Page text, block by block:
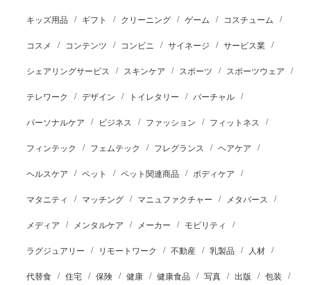
キッズ用品 ギフト クリーニング ゲーム コスチューム
コスメ コンテンツ コンビニ サイネージ サービス業
シェアリングサービス スキンケア スポーツ スポーツウェア
テレワーク デザイン トイレタリー バーチャル
パーソナルケア ビジネス ファッション フィットネス
フィンテック フェムテック フレグランス ヘアケア
ヘルスケア ペット ペット関連商品 ボディケア
マタニティ マッチング マニュファクチャー メタバース
メディア メンタルケア メーカー モビリティ
ラグジュアリー リモートワーク 不動産 乳製品 人材
代替食 住宅 保険 健康 健康食品 写真 出版 包装